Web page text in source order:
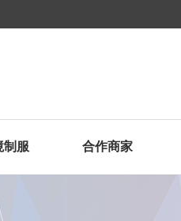
制服 合作商家